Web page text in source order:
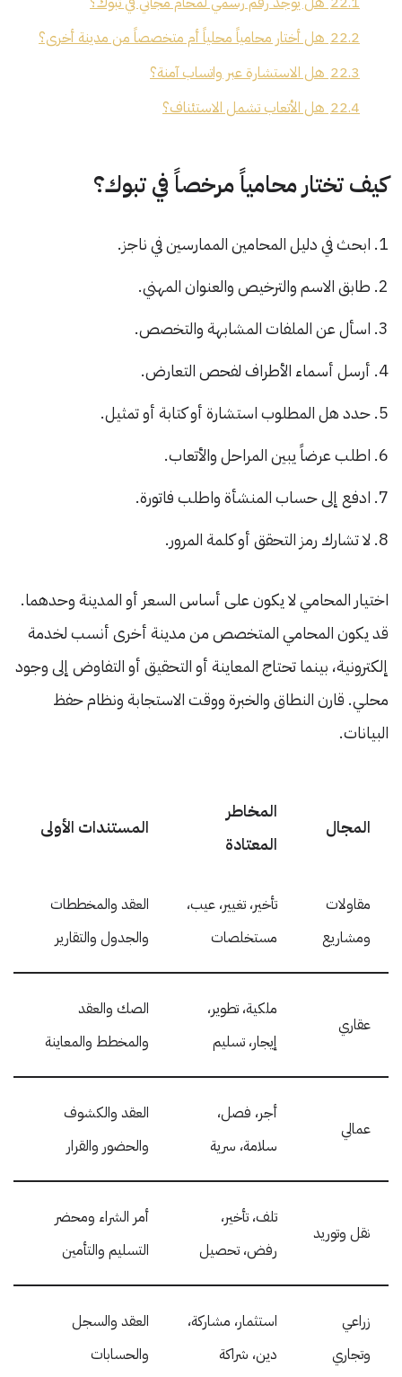
22.2 هل أختار محامياً محلياً أم متخصصاً من مدينة أخرى؟
22.3 هل الاستشارة عبر واتساب آمنة؟
22.4 هل الأتعاب تشمل الاستئناف؟
كيف تختار محامياً مرخصاً في تبوك؟
ابحث في دليل المحامين الممارسين في ناجز.
طابق الاسم والترخيص والعنوان المهني.
اسأل عن الملفات المشابهة والتخصص.
أرسل أسماء الأطراف لفحص التعارض.
حدد هل المطلوب استشارة أو كتابة أو تمثيل.
اطلب عرضاً يبين المراحل والأتعاب.
ادفع إلى حساب المنشأة واطلب فاتورة.
لا تشارك رمز التحقق أو كلمة المرور.
اختيار المحامي لا يكون على أساس السعر أو المدينة وحدهما.
قد يكون المحامي المتخصص من مدينة أخرى أنسب لخدمة
إلكترونية، بينما تحتاج المعاينة أو التحقيق أو التفاوض إلى وجود
محلي. قارن النطاق والخبرة ووقت الاستجابة ونظام حفظ
البيانات.
المجال
المخاطر
المعتادة
المستندات الأولى
مقاولات
ومشاريع
تأخير، تغيير، عيب،
مستخلصات
العقد والمخططات
والجدول والتقارير
عقاري
ملكية، تطوير،
إيجار، تسليم
الصك والعقد
والمخطط والمعاينة
عمالي
أجر، فصل،
سلامة، سرية
العقد والكشوف
والحضور والقرار
نقل وتوريد
تلف، تأخير،
رفض، تحصيل
أمر الشراء ومحضر
التسليم والتأمين
زراعي
وتجاري
استثمار، مشاركة،
دين، شراكة
العقد والسجل
والحسابات